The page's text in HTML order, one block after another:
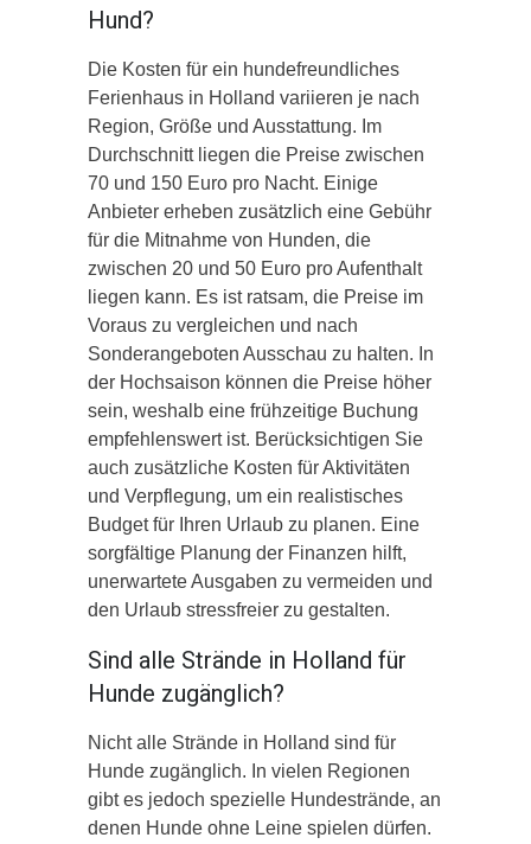
Hund?
Die Kosten für ein hundefreundliches
Ferienhaus in Holland variieren je nach
Region, Größe und Ausstattung. Im
Durchschnitt liegen die Preise zwischen
70 und 150 Euro pro Nacht. Einige
Anbieter erheben zusätzlich eine Gebühr
für die Mitnahme von Hunden, die
zwischen 20 und 50 Euro pro Aufenthalt
liegen kann. Es ist ratsam, die Preise im
Voraus zu vergleichen und nach
Sonderangeboten Ausschau zu halten. In
der Hochsaison können die Preise höher
sein, weshalb eine frühzeitige Buchung
empfehlenswert ist. Berücksichtigen Sie
auch zusätzliche Kosten für Aktivitäten
und Verpflegung, um ein realistisches
Budget für Ihren Urlaub zu planen. Eine
sorgfältige Planung der Finanzen hilft,
unerwartete Ausgaben zu vermeiden und
den Urlaub stressfreier zu gestalten.
Sind alle Strände in Holland für
Hunde zugänglich?
Nicht alle Strände in Holland sind für
Hunde zugänglich. In vielen Regionen
gibt es jedoch spezielle Hundestrände, an
denen Hunde ohne Leine spielen dürfen.